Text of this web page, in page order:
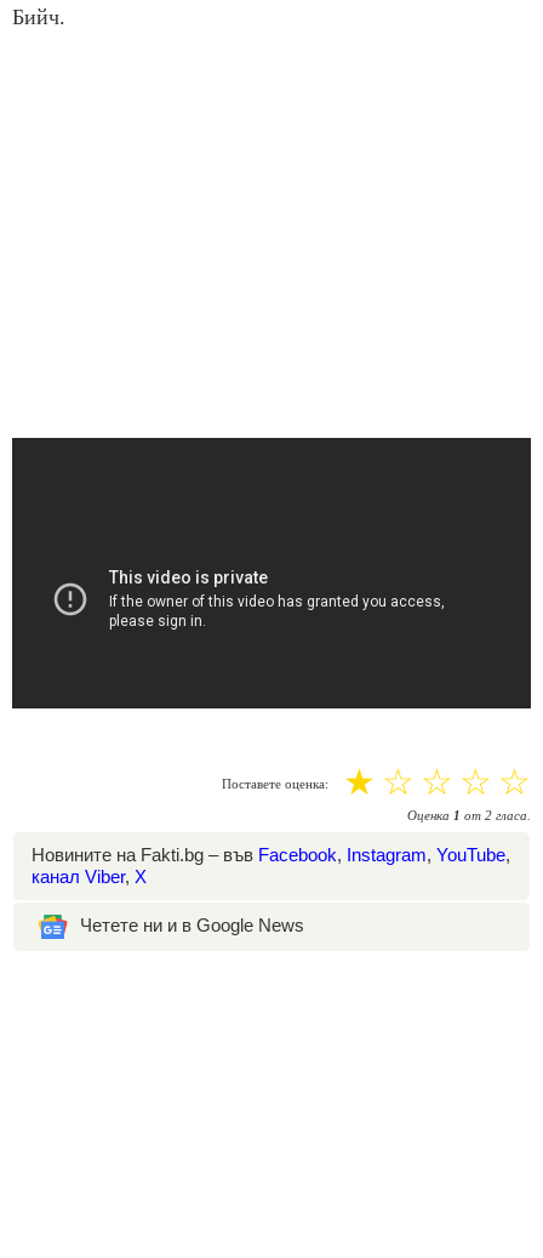
Бийч.
Поставете оценка: ☆
☆
☆
☆
☆
Оценка 1 от 2 гласа.
Новините на Fakti.bg – във Facebook, Instagram, YouTube,
канал Viber, X
Четете ни и в Google News